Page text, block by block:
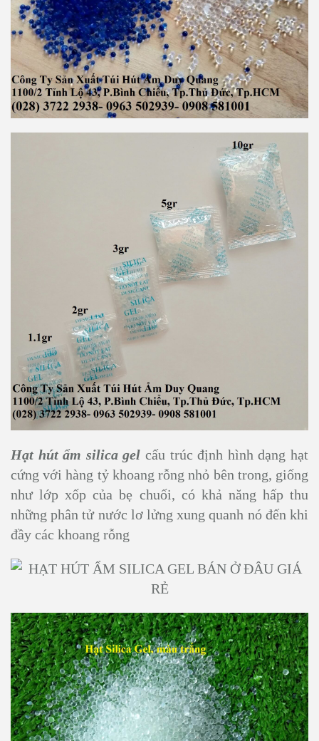
Hạt hút ẩm silica gel cấu trúc định hình dạng hạt
cứng với hàng tỷ khoang rỗng nhỏ bên trong, giống
như lớp xốp của bẹ chuối, có khả năng hấp thu
những phân tử nước lơ lửng xung quanh nó đến khi
đầy các khoang rỗng